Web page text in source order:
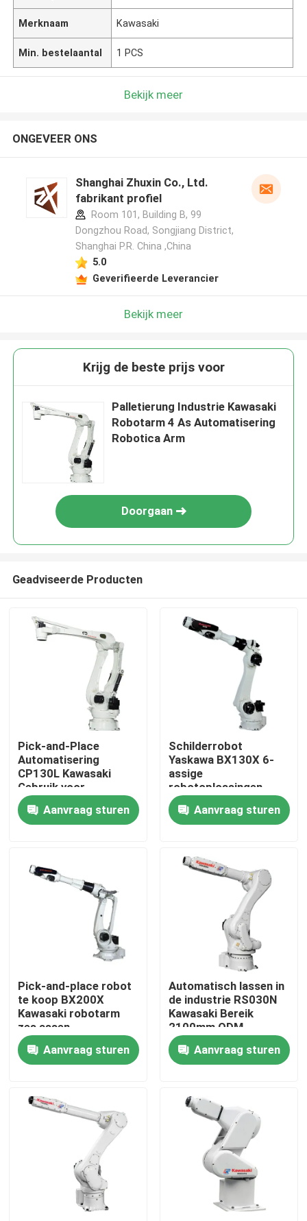
Thuis
Producten
Over ons
Fabriekstocht
Neem contact met ons op
Merknaam Kawasaki
Min. bestelaantal 1 PCS
Bekijk meer
ONGEVEER ONS
Shanghai Zhuxin Co., Ltd.
fabrikant profiel
Room 101, Building B, 99
Dongzhou Road, Songjiang District,
Shanghai P.R. China ,China
5.0
Geverifieerde Leverancier
Bekijk meer
Krijg de beste prijs voor
Palletierung Industrie Kawasaki
Robotarm 4 As Automatisering
Robotica Arm
Doorgaan
Geadviseerde Producten
Pick-and-Place
Automatisering
CP130L Kawasaki
Gebruik voor
Palletiseergoederen
Aanvraag sturen
Schilderrobot
Yaskawa BX130X 6-
assige
robotoplossingen
Aanvraag sturen
Pick-and-place robot
te koop BX200X
Kawasaki robotarm
zes assen
Aanvraag sturen
Automatisch lassen in
de industrie RS030N
Kawasaki Bereik
2100mm ODM
Aanvraag sturen